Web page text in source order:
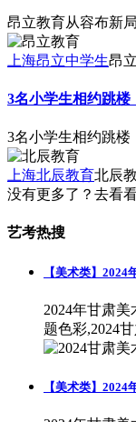
昂立教育从容布新
上海昂立中学生昂
3名小学生相约跳楼
3名小学生相约跳楼
上海北辰教育北辰
没有更多了？去看
艺考热搜
【美术类】
2024年甘肃
题色彩,2024
【美术类】